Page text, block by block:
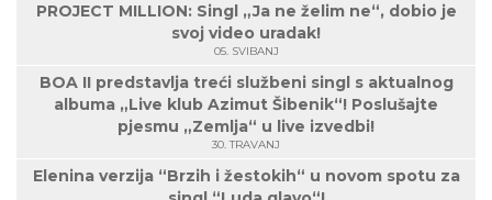
PROJECT MILLION: Singl „Ja ne želim ne“, dobio je
svoj video uradak!
05. SVIBANJ
BOA II predstavlja treći službeni singl s aktualnog
albuma „Live klub Azimut Šibenik“! Poslušajte
pjesmu „Zemlja“ u live izvedbi!
30. TRAVANJ
Elenina verzija “Brzih i žestokih“ u novom spotu za